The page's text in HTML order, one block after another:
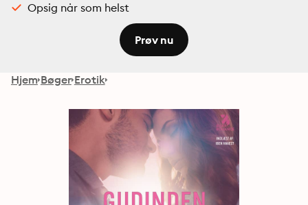
Opsig når som helst
Prøv nu
Hjem Bøger Erotik